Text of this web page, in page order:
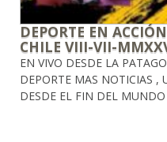
DEPORTE EN
CHILE VIII-VII-
EN VIVO DESDE LA
DEPORTE MAS NOTICIAS ,
DESDE EL FIN DEL MUNDO